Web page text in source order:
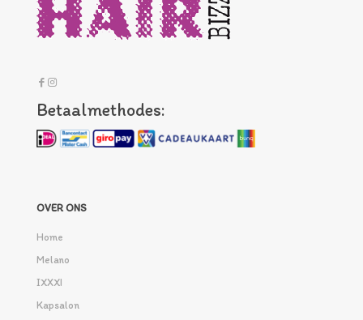
Betaalmethodes:
OVER ONS
Home
Melano
IXXXI
Kapsalon